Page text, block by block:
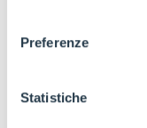
dell'informativa
pagina. Per
GDPR abbiamo
Preferenze
Statistiche